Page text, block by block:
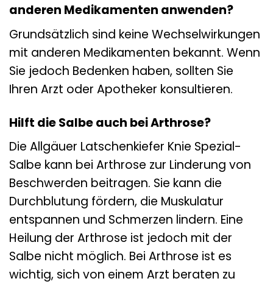
anderen Medikamenten anwenden?
Grundsätzlich sind keine Wechselwirkungen
mit anderen Medikamenten bekannt. Wenn
Sie jedoch Bedenken haben, sollten Sie
Ihren Arzt oder Apotheker konsultieren.
Hilft die Salbe auch bei Arthrose?
Die Allgäuer Latschenkiefer Knie Spezial-
Salbe kann bei Arthrose zur Linderung von
Beschwerden beitragen. Sie kann die
Durchblutung fördern, die Muskulatur
entspannen und Schmerzen lindern. Eine
Heilung der Arthrose ist jedoch mit der
Salbe nicht möglich. Bei Arthrose ist es
wichtig, sich von einem Arzt beraten zu